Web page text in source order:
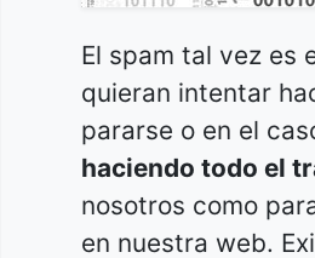
El spam tal vez es
quieran intentar
pararse o en el
haciendo todo el
nosotros como
en nuestra web.